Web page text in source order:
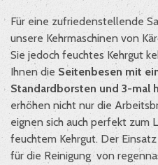
Für eine zufriedenstellende
unsere Kehrmaschinen von
Sie jedoch feuchtes Kehrgut
Ihnen die Seitenbesen mit
Standardborsten und 3-mal
erhöhen nicht nur die
eignen sich auch perfekt zum
feuchtem Kehrgut. Der
für die Reinigung von